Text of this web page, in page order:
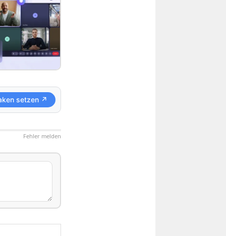
setzen ↗
Fehler melden